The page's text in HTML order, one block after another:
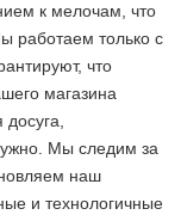
к мелочам, что
работаем только с
что
магазина
Мы следим за
наш
и технологичные